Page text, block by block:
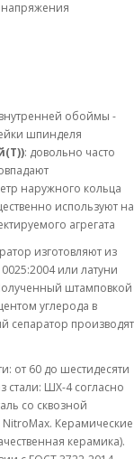
обоймы -
шпинделя
: довольно часто
наружного кольца
используют на
агрегата
изготовляют из
или латуни
штамповкой
углерода в
сепаратор производят
от 60 до шестидесяти
стали: ШХ-4 согласно
со сквозной
NitroMax. Керамические
керамика).